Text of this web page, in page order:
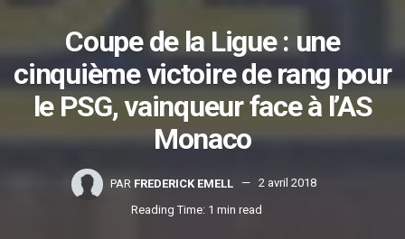
Coupe de la Ligue : une
cinquième victoire de rang pour
le PSG, vainqueur face à l’AS
Monaco
PAR FREDERICK EMELL
2 avril 2018
Reading Time: 1 min read